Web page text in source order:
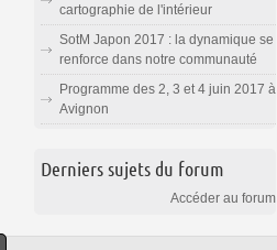
cartographie de l'intérieur
SotM Japon 2017 : la dynamique se
renforce dans notre communauté
Programme des 2, 3 et 4 juin 2017 à
Avignon
Derniers sujets du forum
Accéder au forum